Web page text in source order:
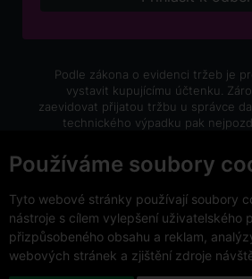
Používáme soubory
Tyto webové stránky používají soubory
nástroje s cílem vylepšení uživatelského
přizpůsobeného obsahu a reklam,
webových stránek a zjištění zdroje
Podle zákona o evidenci tržeb je
vystavit kupujícímu účtenku.
zaevidovat přijatou tržbu u správce
technického výpadku pak
nápojů osobám mladším